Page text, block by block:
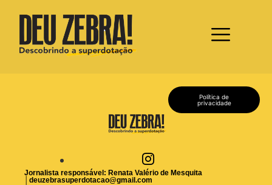
Política de
privacidade
Jornalista responsável: Renata Valério de Mesquita
deuzebrasuperdotacao@gmail.com